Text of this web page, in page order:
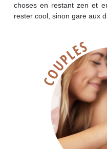
choses en restant zen et
rester cool, sinon gare aux